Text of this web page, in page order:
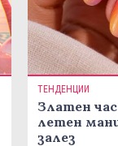
ТЕНДЕНЦИИ
Златен
летен
залез